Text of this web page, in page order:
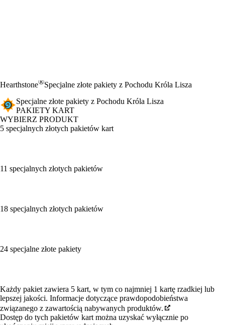
Hearthstone®Specjalne złote pakiety z Pochodu Króla Lisza
Specjalne złote pakiety z Pochodu Króla Lisza
PAKIETY KART
WYBIERZ PRODUKT
5 specjalnych złotych pakietów kart
11 specjalnych złotych pakietów
18 specjalnych złotych pakietów
24 specjalne złote pakiety
Available actions
Każdy pakiet zawiera 5 kart, w tym co najmniej 1 kartę rzadkiej lub
lepszej jakości. Informacje dotyczące prawdopodobieństwa
związanego z zawartością nabywanych produktów.
Dostęp do tych pakietów kart można uzyskać wyłącznie po